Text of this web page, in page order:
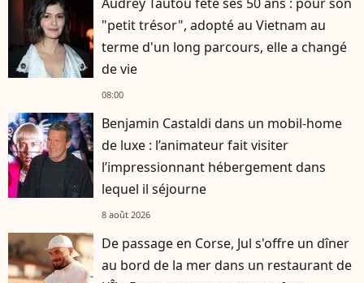
"petit trésor", adopté au Vietnam au
terme d'un long parcours, elle a changé
de vie
08:00
Benjamin Castaldi dans un mobil-home
de luxe : l’animateur fait visiter
l’impressionnant hébergement dans
lequel il séjourne
8 août 2026
De passage en Corse, Jul s'offre un dîner
au bord de la mer dans un restaurant de